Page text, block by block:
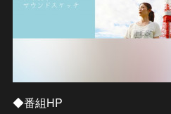
◆番組HP